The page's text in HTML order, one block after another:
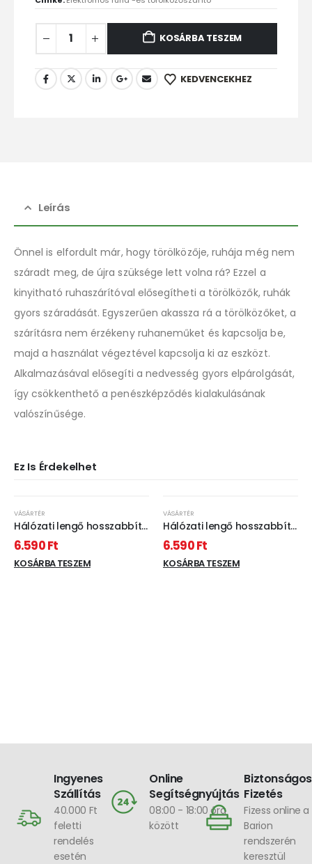
KOSÁRBA TESZEM
KEDVENCEKHEZ
Leírás
Önnel is elfordult már, hogy törölközője, ruhája még nem
száradt meg, de újra szüksége lett volna rá? Ezzel a
kinyitható ruhaszárítóval elősegítheti a törölközők, ruhák
gyors száradását. Egyszerűen akassza rá a törölközőket, a
szárításra nem érzékeny ruhaneműket és kapcsolja be,
majd a használat végeztével kapcsolja ki az eszközt.
Alkalmazásával elősegíti a nedvesség gyors elpárolgását,
így csökkenthető a penészképződés kialakulásának
valószínűsége.
Ez Is Érdekelhet
VÁSÁRTÉR
Hálózati lengő hosszabbító
10m
6.590Ft
KOSÁRBA TESZEM
VÁSÁRTÉR
Hálózati lengő hosszabbító
10m
6.590Ft
KOSÁRBA TESZEM
Ingyenes
Szállítás
40.000 Ft
feletti
rendelés
esetén
Online
Segítségnyújtás
08:00 - 18:00 óra
között
Biztonságos
Fizetés
Fizess online a
Barion
rendszerén
keresztül